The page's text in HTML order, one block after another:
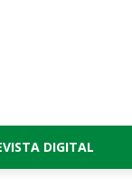
DIGITAL